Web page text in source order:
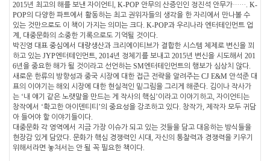
2015년 최고의 해를 보낸 자이언티 , K-POP 안무의 산증인인 정진석 안무가……. K-
POP의 다양한 파트에서 활동하는 최고 권위자들의 생각을 한 자리에서 만나볼 수
있는 것만으로도 이 책이 가지는 의미는 크다. K-POP과 우리나라 엔터테인먼트 업
계 , 대중문화의 소중한 기록으로도 기억될 것이다.
박진영 대표 중심에서 대량생산과 크리에이티브가 결합한 시스템 체제로 변신을 꾀
하고 있는 JYP엔터테인먼트, 2014년 정체기를 보내고 2015년 변신을 시도해서 201
6년을 중요한 해가 될 것이라고 선언하는 SM엔터테인먼트의 행보가 심상치 않다.
새로운 한류의 방향성과 중국 시장에 대한 접근 전략을 알려주는 CJ E&M 안석준 대
표의 이야기는 해외 시장에 대한 현실적인 밑그림을 그리게 해준다. 김이나 작사가
는 ‘내 얘기 같은 노랫말을 만드는 게 작사의 핵심’이라고 이야기하고, 자이언티는
창작에서 ‘확고한 아이덴티티 ’의 중요성을 강조하고 있다. 창작가, 제작자 모두 귀담
아 들어야 할 이야기들이다.
대중문화 각 영역에서 지금 가장 이슈가 되고 있는 것들을 담고 대응하는 방식들을
현장감 있게 담았다. 문화가 핵심 경쟁력인 시대, 자신의 통찰력과 경쟁력을 키우기
위해서라면 놓쳐서는 안 될 꼭 필요한 책이다.